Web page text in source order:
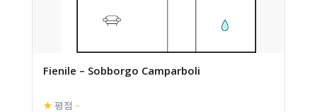
Fienile – Sobborgo Camparboli
★ 평점 –